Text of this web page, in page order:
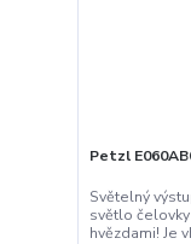
Petzl
Světelný
světlo
hvězdami! Je